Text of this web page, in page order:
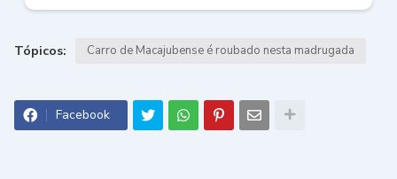
Tópicos: Carro de Macajubense é roubado nesta madrugada
Facebook